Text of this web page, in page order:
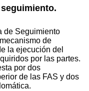
de Seguimiento
de
la ejecución del
por las partes.
por dos
de las FAS y dos